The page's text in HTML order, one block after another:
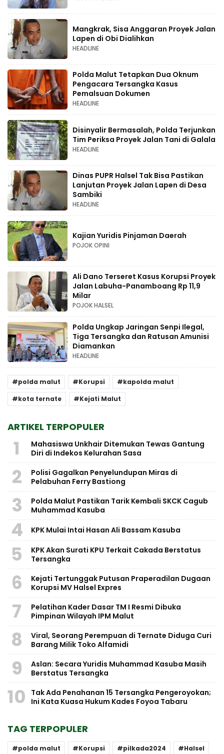
Mangkrak, Sisa Anggaran Proyek Jalan
Lapen di Obi Dialihkan
HEADLINE
Polda Malut Tetapkan Dua Oknum
Pengacara Tersangka Kasus
Pemalsuan Dokumen
HEADLINE
Disinyalir Bermasalah, Polda Terjunkan
Tim Periksa Proyek Jalan Tani di Galala
HEADLINE
Dinas PUPR Halsel Tak Bisa Pastikan
Lanjutan Proyek Jalan Lapen di Desa
Sambiki
HEADLINE
Kajian Yuridis Pinjaman Daerah
POJOK OPINI
Ali Dano Terseret Kasus Korupsi Proyek
Jalan Labuha-Panamboang Rp 11,9
Milar
POJOK HALSEL
Polda Ungkap Jaringan Senpi Ilegal,
Tiga Tersangka dan Ratusan Amunisi
Diamankan
HEADLINE
polda malut Korupsi
kapolda malut
kota ternate
Kejati Malut
ARTIKEL TERPOPULER
1
Mahasiswa Unkhair Ditemukan Tewas Gantung
Diri di Indekos Kelurahan Sasa
2
Polisi Gagalkan Penyelundupan Miras di
Pelabuhan Ferry Bastiong
3
Polda Malut Pastikan Tarik Kembali SKCK Cagub
Muhammad Kasuba
4 KPK Mulai Intai Hasan Ali Bassam Kasuba
5
KPK Akan Surati KPU Terkait Cakada Berstatus
Tersangka
6
Kejati Tertunggak Putusan Praperadilan Dugaan
Korupsi MV Halsel Expres
7
Pelatihan Kader Dasar TM I Resmi Dibuka
Pimpinan Wilayah IPM Malut
8
Viral, Seorang Perempuan di Ternate Diduga Curi
Barang Milik Toko Alfamidi
9
Aslan: Secara Yuridis Muhammad Kasuba Masih
Berstatus Tersangka
10
Tak Ada Penahanan 15 Tersangka Pengeroyokan;
Ini Kata Kuasa Hukum Kades Foyoa Tabaru
TAG TERPOPULER
polda malut Korupsi pilkada2024 Halsel